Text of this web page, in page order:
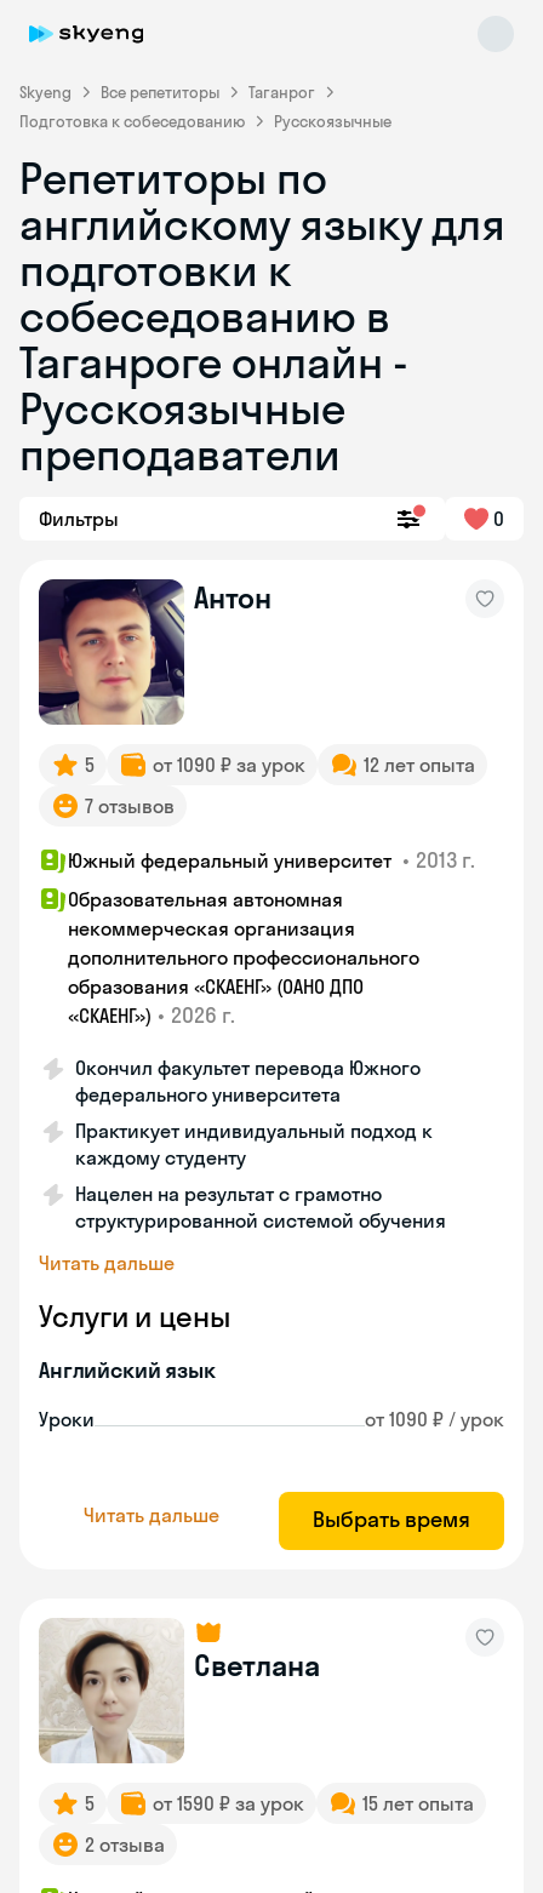
Skyeng Все репетиторы
Таганрог
Подготовка к собеседованию
Русскоязычные
Репетиторы по
английскому языку для
подготовки к
собеседованию в
Таганроге онлайн -
Русскоязычные
преподаватели
Фильтры 0
Антон
5 от 1090 ₽ за урок
12 лет опыта
7 отзывов
Южный федеральный университет • 2013 г.
Образовательная автономная
некоммерческая организация
дополнительного профессионального
образования «СКАЕНГ» (ОАНО ДПО
«СКАЕНГ») • 2026 г.
Окончил факультет перевода Южного
федерального университета
Практикует индивидуальный подход к
каждому студенту
Нацелен на результат с грамотно
структурированной системой обучения
Читать дальше
Услуги и цены
Английский язык
Уроки от 1090 ₽ / урок
Читать дальше Выбрать время
Светлана
5 от 1590 ₽ за урок
15 лет опыта
2 отзыва
Skyeng Chat